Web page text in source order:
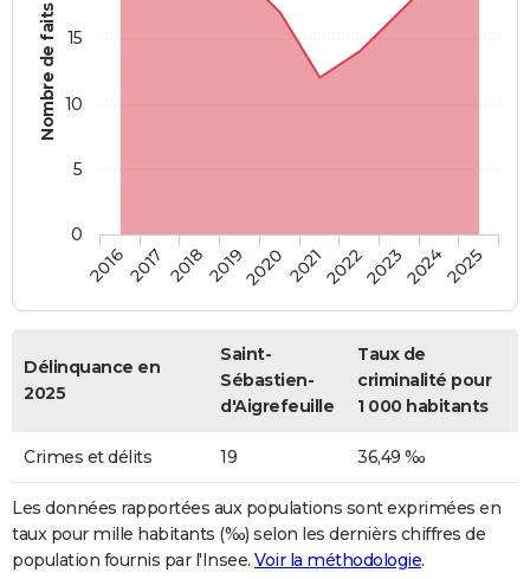
Nombre de faits
20162017 20182019202020212022202320242025
0
5
10
15
Délinquance en
2025
Saint-
Sébastien-
d'Aigrefeuille
Taux de
criminalité pour
1 000 habitants
Crimes et délits 19 36,49 ‰
Les données rapportées aux populations sont exprimées en
taux pour mille habitants (‰) selon les dernièrs chiffres de
population fournis par l'Insee. Voir la méthodologie.